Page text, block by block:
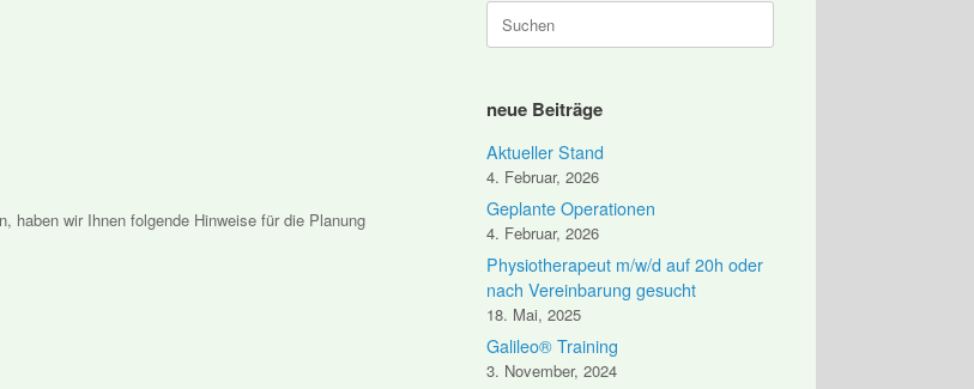
haben wir Ihnen folgende Hinweise für die Planung
nach:
neue Beiträge
Aktueller Stand
4. Februar, 2026
Geplante Operationen
4. Februar, 2026
Physiotherapeut m/w/d auf 20h oder
nach Vereinbarung gesucht
18. Mai, 2025
Galileo® Training
3. November, 2024